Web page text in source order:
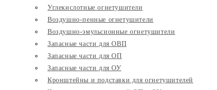
Углекислотные огнетушители
Воздушно-пенные огнетушители
Воздушно-эмульсионные огнетушители
Запасные части для ОВП
Запасные части для ОП
Запасные части для ОУ
Кронштейны и подставки для огнетушителей